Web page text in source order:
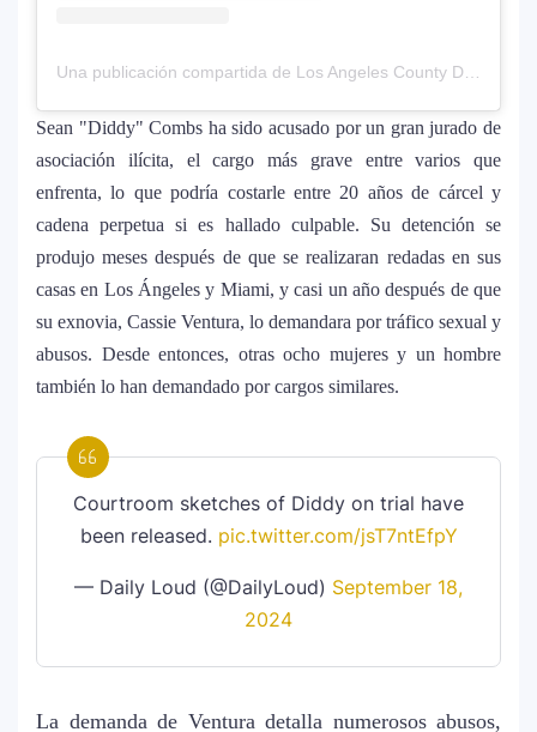
Sean "Diddy" Combs ha sido acusado por un gran jurado de
asociación ilícita, el cargo más grave entre varios que
enfrenta, lo que podría costarle entre 20 años de cárcel y
cadena perpetua si es hallado culpable. Su detención se
produjo meses después de que se realizaran redadas en sus
casas en Los Ángeles y Miami, y casi un año después de que
su exnovia, Cassie Ventura, lo demandara por tráfico sexual y
abusos. Desde entonces, otras ocho mujeres y un hombre
también lo han demandado por cargos similares.
Courtroom sketches of Diddy on trial have
been released. pic.twitter.com/jsT7ntEfpY
— Daily Loud (@DailyLoud) September 18,
2024
La demanda de Ventura detalla numerosos abusos,